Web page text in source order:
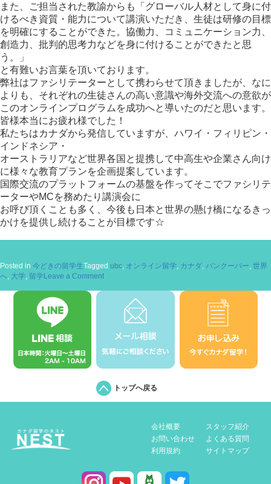
また、ご担当された教諭からも「グローバル人材として身に付
けるべき資質・能力について講演いただき、生徒は研修の目標
を明確にすることができた。協働力、コミュニケーション力、
創造力、批判 的思考力などを身に付けることができたと思
う。」
と有難いお言葉を頂いております。
弊社はファシリテーターとして携わらせて頂きましたが、なに
より も、それぞれの生徒さんの高い意識や海外交流への意欲が
このオンラインプログラムを成功へと導いたのだと思います。
皆様本当にお疲れ様でした！
私たちはカナダから発信していますが、ハワイ・フィリピン・
イン ドネシア・
オーストラリアなど世界各国と提携して中高生や企業さん向け
に様 々な教育プランを企画提案しています。
国際交流のプラットフォームの基盤を作ってそこでファシリテ
ーターやMCを務めたり講演会に
お呼び頂くことも多く、今後も日本と世界の懸け橋になるきっ
かけを提供し続けることが目標です☆
Posted in 今どきの留学生Tagged ubc オンライン留学 カナダ バンクーバー 世界
へ 大学 留学Leave a Commenton
学！？
トップへ戻る
会社概要
スタッフ紹介
お問い合わせ
よくある質問
利用規約
サイトマップ